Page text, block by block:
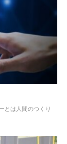
とは人間のつくり